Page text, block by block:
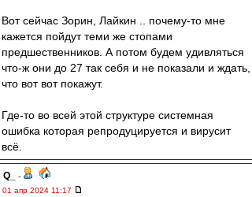
Вот сейчас Зорин, Лайкин .. почему-то мне
кажется пойдут теми же стопами
предшественников. А потом будем удивляться
что-ж они до 27 так себя и не показали и ждать,
что вот вот покажут.
Где-то во всей этой структуре системная
ошибка которая репродуцируется и вирусит
всё.
Q_
-
01 апр 2024 11:17